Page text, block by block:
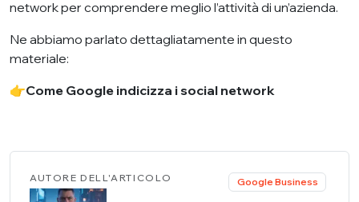
network per comprendere meglio l’attività di un’azienda.
Ne abbiamo parlato dettagliatamente in questo
materiale:
👉Come Google indicizza i social network
AUTORE DELL'ARTICOLO Google Business